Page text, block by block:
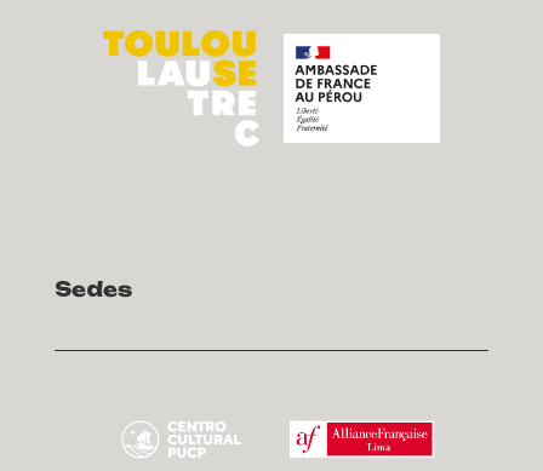
Sedes